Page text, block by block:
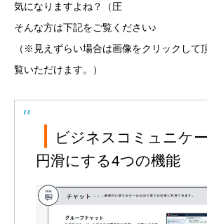
気になりますよね？（圧
そんな方は下記をご覧ください♪
（※見えずらい場合は画像をクリックして
覧いただけます。）
ビジネスコミュニケ
円滑にする4つの機能